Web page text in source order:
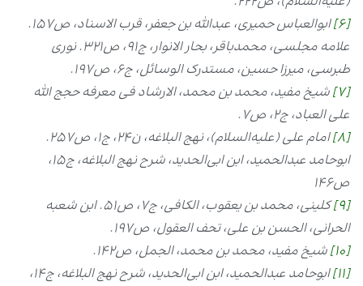
[6]
ابوالعباس حمیری، عبدالله بن جعفر، قرب الاسناد، ص۱۵۷.
علامه مجلسی، محمدباقر، بحار الانوار، ج۹۱، ص۳۲۱. نوری
طبرسی، میرزا حسین، مستدرک الوسائل، ج۶، ص۱۹۷.
[7]
شیخ مفید، محمد بن محمد، الارشاد فی معرفه حجج الله
علی العباد، ج۲، ص۷.
[8]
امام علی (علیه‌السلام)، نهج البلاغه، ن۲۴، ج۱، ص۲۵۷.
ابوحامد عبدالحمید، ابن ابی‌الحدید، شرح نهج البلاغه، ج۱۵،
ص۱۴۶
[9]
کلینی، محمد بن یعقوب، الکافی، ج۷، ص۵۱. ابن شعبه
الحرانی، الحسن بن علی، تحف العقول، ص۱۹۷.
[10]
شیخ مفید، محمد بن محمد، الجمل، ص۱۴۲.
[11]
ابوحامد عبدالحمید، ابن ابی‌الحدید، شرح نهج البلاغه، ج۱۴،